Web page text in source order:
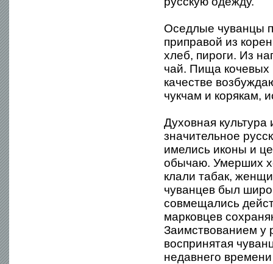
Оседлые чуванцы
приправой из
хлеб, пироги. Из
чай. Пища кочевых
качестве
чукчам и корякам,
Духовная
значительное
имелись иконы и
обычаю. Умерших
клали табак,
чуванцев был
совмещались
марковцев
Заимствованием у
воспринятая
недавнего